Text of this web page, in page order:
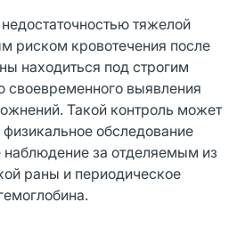
тяжелой
риском кровотечения после
находиться под строгим
выявления
Такой контроль может
обследование
наблюдение за отделяемым из
раны и периодическое